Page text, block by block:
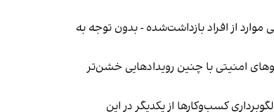
از افراد بازداشت‌‌شده - بدون توجه به
امنیتی با چنین رویدادهایی خشن‌تر
کسب‌وکارها از یکدیگر در این